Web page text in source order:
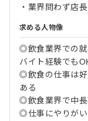
・業界問わず店
求める人物像
◎飲食業界での就
バイト経験でも
◎飲食の仕事は好
ある
◎飲食業界で中長
◎仕事にやりがい